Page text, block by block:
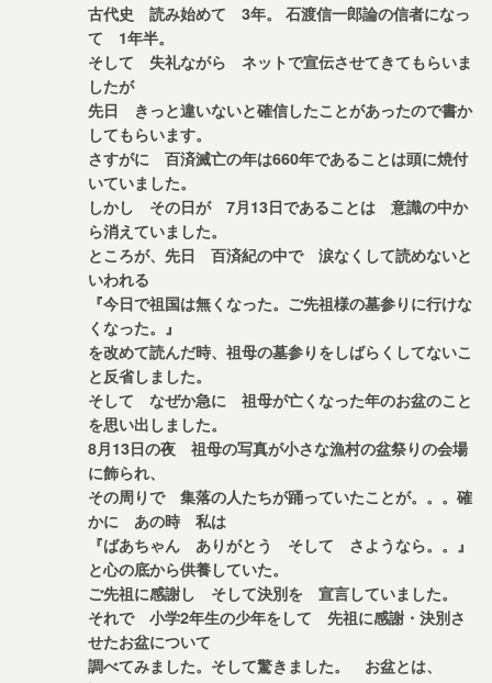
古代史 読み始めて 3年。 石渡信一郎論の信者になっ
て 1年半。
そして 失礼ながら ネットで宣伝させてきてもらいま
したが
先日 きっと違いないと確信したことがあったので書か
してもらいます。
さすがに 百済滅亡の年は660年であることは頭に焼付
いていました。
しかし その日が 7月13日であることは 意識の中か
ら消えていました。
ところが、先日 百済紀の中で 涙なくして読めないと
いわれる
『今日で祖国は無くなった。ご先祖様の墓参りに行けな
くなった。』
を改めて読んだ時、祖母の墓参りをしばらくしてないこ
と反省しました。
そして なぜか急に 祖母が亡くなった年のお盆のこと
を思い出しました。
8月13日の夜 祖母の写真が小さな漁村の盆祭りの会場
に飾られ、
その周りで 集落の人たちが踊っていたことが。。。確
かに あの時 私は
『ばあちゃん ありがとう そして さようなら。。』
と心の底から供養していた。
ご先祖に感謝し そして決別を 宣言していました。
それで 小学2年生の少年をして 先祖に感謝・決別さ
せたお盆について
調べてみました。そして驚きました。 お盆とは、